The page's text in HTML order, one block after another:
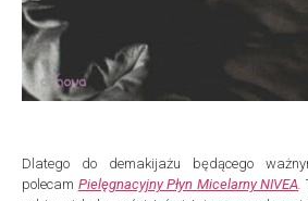
Dlatego do demakijażu będącego
polecam Pielęgnacyjny Płyn Micelarny NIVEA